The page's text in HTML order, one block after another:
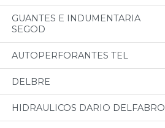
GUANTES E INDUMENTARIA
SEGOD
AUTOPERFORANTES TEL
DELBRE
HIDRAULICOS DARIO DELFABRO